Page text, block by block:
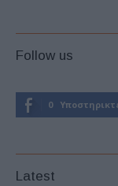
Follow us
0
Latest